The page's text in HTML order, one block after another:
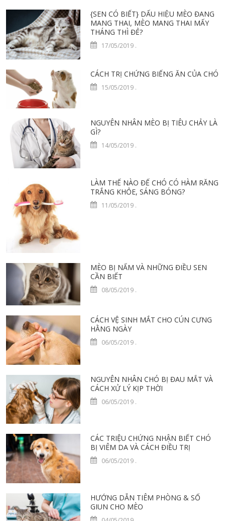
{SEN CÓ BIẾT} DẤU HIỆU MÈO ĐANG
MANG THAI, MÈO MANG THAI MẤY
THÁNG THÌ ĐẺ?
17/05/2019 .
CÁCH TRỊ CHỨNG BIẾNG ĂN CỦA CHÓ
15/05/2019 .
NGUYÊN NHÂN MÈO BỊ TIÊU CHẢY LÀ
GÌ?
14/05/2019 .
LÀM THẾ NÀO ĐỂ CHÓ CÓ HÀM RĂNG
TRẮNG KHỎE, SÁNG BÓNG?
11/05/2019 .
MÈO BỊ NẤM VÀ NHỮNG ĐIỀU SEN
CẦN BIẾT
08/05/2019 .
CÁCH VỆ SINH MẮT CHO CÚN CƯNG
HẰNG NGÀY
06/05/2019 .
NGUYÊN NHÂN CHÓ BỊ ĐAU MẮT VÀ
CÁCH XỬ LÝ KỊP THỜI
06/05/2019 .
CÁC TRIỆU CHỨNG NHẬN BIẾT CHÓ
BỊ VIÊM DA VÀ CÁCH ĐIỀU TRỊ
06/05/2019 .
HƯỚNG DẪN TIÊM PHÒNG & SỔ
GIUN CHO MÈO